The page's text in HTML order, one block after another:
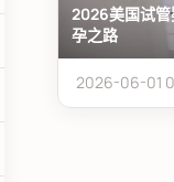
2026美国试
孕之路
2026-06-01